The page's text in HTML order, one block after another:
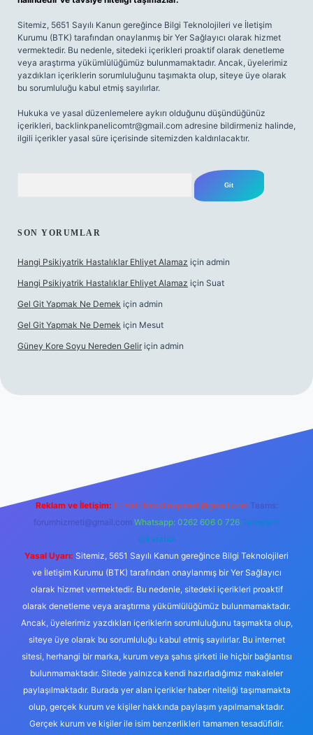
Sitemiz, 5651 Sayılı Kanun gereğince Bilgi Teknolojileri ve İletişim
Kurumu (BTK) tarafından onaylanmış bir Yer Sağlayıcı olarak hizmet
vermektedir. Bu nedenle, sitedeki içerikleri proaktif olarak denetleme
veya araştırma yükümlülüğümüz bulunmamaktadır. Ancak, üyelerimiz
yazdıkları içeriklerin sorumluluğunu taşımakta olup, siteye üye olarak
bu sorumluluğu kabul etmiş sayılırlar.
Hukuka ve yasal düzenlemelere aykırı olduğunu düşündüğünüz
içerikleri, backlinkpanelicomtr@gmail.com adresine bildirmeniz halinde,
ilgili içerikler yasal süre içerisinde sitemizden kaldırılacaktır.
SON YORUMLAR
Hangi Psikiyatrik Hastalıklar Ehliyet Alamaz için admin
Hangi Psikiyatrik Hastalıklar Ehliyet Alamaz için Suat
Gel Git Yapmak Ne Demek için admin
Gel Git Yapmak Ne Demek için Mesut
Güney Kore Soyu Nereden Gelir için admin
Reklam ve İletişim: E-mail: backlinkpaneli@gmail.com Teams:
forumhizmeti@gmail.com Whatsapp: 0262 606 0 726 Telegram:
@karabul
Yasal Uyarı: Sitemiz, 5651 Sayılı Kanun gereğince Bilgi Teknolojileri
ve İletişim Kurumu (BTK) tarafından onaylanmış bir Yer Sağlayıcı
olarak hizmet vermektedir. Bu nedenle, sitedeki içerikleri proaktif
olarak denetleme veya araştırma yükümlülüğümüz bulunmamaktadır.
Ancak, üyelerimiz yazdıkları içeriklerin sorumluluğunu taşımakta olup,
siteye üye olarak bu sorumluluğu kabul etmiş sayılırlar. Bu internet
sitesi, herhangi bir marka, kurum veya şahıs şirketi ile hiçbir bağlantısı
bulunmamaktadır. Sitede yalnızca kendi hazırladığımız makaleler
paylaşılmaktadır. Burada yer alan içerikler haber niteliği taşımamakta
olup, gerçek kurum ve kişiler hakkında paylaşım yapılmamaktadır.
Gerçek kurum ve kişiler ile isim benzerlikleri tamamen tesadüfidir.